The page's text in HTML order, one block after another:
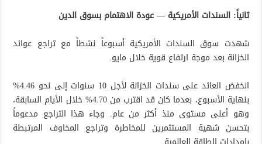
ثانياً: السندات الأمريكية — عودة الاهتمام بسوق الدين
شهدت سوق السندات الأمريكية أسبوعاً نشطاً مع تراجع عوائد
الخزانة بعد موجة ارتفاع قوية خلال مايو.
انخفض العائد على سندات الخزانة لأجل 10 سنوات إلى نحو 4.46%
بنهاية الأسبوع، بعدما كان قد اقترب من 4.70% خلال الأيام السابقة،
وهو أعلى مستوى منذ أكثر من عام. وجاء هذا التراجع مدعوماً
بتحسن شهية المستثمرين للمخاطرة وتراجع المخاوف المرتبطة